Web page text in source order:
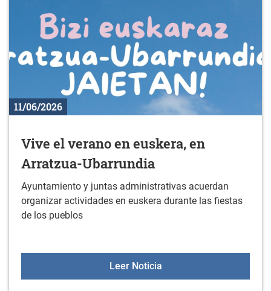
11/06/2026
Vive el verano en euskera, en
Arratzua-Ubarrundia
Ayuntamiento y juntas administrativas acuerdan
organizar actividades en euskera durante las fiestas
de los pueblos
Leer NoticiaVive el verano en